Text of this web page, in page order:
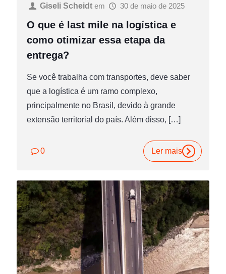
Giseli Scheidt em 30 de maio de 2025
O que é last mile na logística e
como otimizar essa etapa da
entrega?
Se você trabalha com transportes, deve saber
que a logística é um ramo complexo,
principalmente no Brasil, devido à grande
extensão territorial do país. Além disso, […]
0 Ler mais